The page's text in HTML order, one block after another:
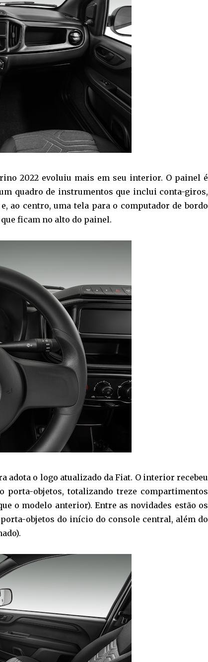
2022 evoluiu mais em seu interior. O painel é
quadro de instrumentos que inclui conta-giros,
ao centro, uma tela para o computador de bordo
ficam no alto do painel.
adota o logo atualizado da Fiat. O interior recebeu
porta-objetos, totalizando treze compartimentos
o modelo anterior). Entre as novidades estão os
objetos do início do console central, além do